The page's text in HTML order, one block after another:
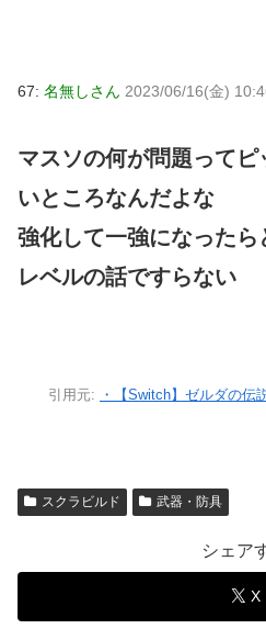
67: 名無しさん 2023/06/16(金)
マスソの何が問題って
いところなんだよな
強化して一強になった
レベルの話ですらない
引用元:
・【Switch】ゼルダの伝
スクラビルド 武器・防具
シェア
X